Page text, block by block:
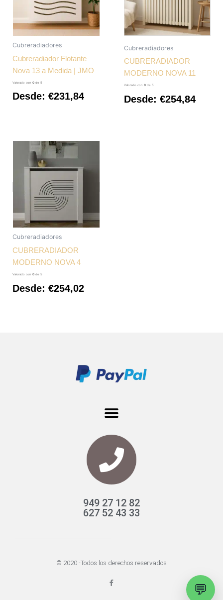
Cubreradiadores
Cubreradiador Flotante
Nova 13 a Medida | JMO
Valorado con 0 de 5
Desde: €231,84
Cubreradiadores
CUBRERADIADOR
MODERNO NOVA 11
Valorado con 0 de 5
Desde: €254,84
Cubreradiadores
CUBRERADIADOR
MODERNO NOVA 4
Valorado con 0 de 5
Desde: €254,02
949 27 12 82
627 52 43 33
© 2020 -Todos los derechos reservados
F
a
💬